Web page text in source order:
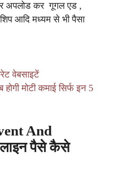
अपलोड कर गूगल एड ,
आदि मध्यम से भी पैसा
वेबसाइटें
मोटी कमाई सिर्फ इन 5
And
पैसे कैसे